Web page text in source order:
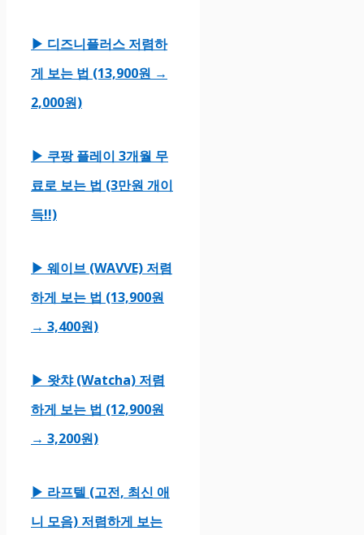
▶ 디즈니플러스 저렴하
게 보는 법 (13,900원 →
2,000원)
▶ 쿠팡 플레이 3개월 무
료로 보는 법 (3만원 개이
득!!)
▶ 웨이브 (WAVVE) 저렴
하게 보는 법 (13,900원
→ 3,400원)
▶ 왓챠 (Watcha) 저렴
하게 보는 법 (12,900원
→ 3,200원)
▶ 라프텔 (고전, 최신 애
니 모음) 저렴하게 보는